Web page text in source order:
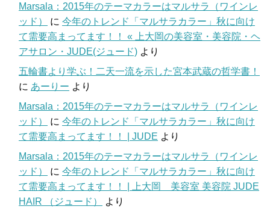
Marsala：2015年のテーマカラーはマルサラ（ワインレ
ッド）
に 今年のトレンド「マルサラカラー」秋に向け
て需要高まってます！！ « 上大岡の美容室・美容院・ヘ
アサロン・JUDE(ジュード) より
五輪書より学ぶ！二天一流を示した宮本武蔵の哲学書！
に あーりー より
Marsala：2015年のテーマカラーはマルサラ（ワインレ
ッド）
に 今年のトレンド「マルサラカラー」秋に向け
て需要高まってます！！ | JUDE より
Marsala：2015年のテーマカラーはマルサラ（ワインレ
ッド）
に 今年のトレンド「マルサラカラー」秋に向け
て需要高まってます！！ | 上大岡 美容室 美容院 JUDE
HAIR （ジュード）
より